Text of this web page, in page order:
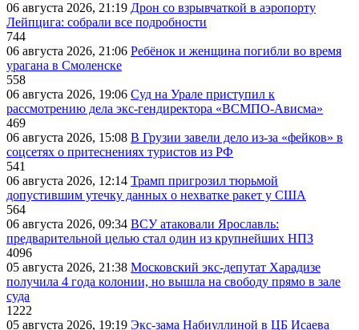
06 августа 2026, 21:19 Дрон со взрывчаткой в аэропорту
Лейпцига: собрали все подробности
744
06 августа 2026, 21:06 Ребёнок и женщина погибли во время
урагана в Смоленске
558
06 августа 2026, 19:06 Суд на Урале приступил к
рассмотрению дела экс-гендиректора «ВСМПО-Ависма»
469
06 августа 2026, 15:08 В Грузии завели дело из-за «фейков» в
соцсетях о притеснениях туристов из РФ
541
06 августа 2026, 12:14 Трамп пригрозил тюрьмой
допустившим утечку данных о нехватке ракет у США
564
06 августа 2026, 09:34 ВСУ атаковали Ярославль:
предварительной целью стал один из крупнейших НПЗ
4096
05 августа 2026, 21:38 Московский экс-депутат Харадизе
получила 4 года колонии, но вышла на свободу прямо в зале
суда
1222
05 августа 2026, 19:19 Экс-зама Набиуллиной в ЦБ Исаева